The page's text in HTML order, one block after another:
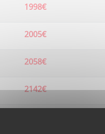
1998€
2005€
2058€
2142€